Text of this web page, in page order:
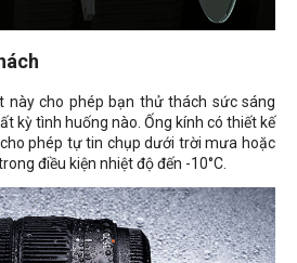
này cho phép bạn thử thách sức sáng
kỳ tình huống nào. Ống kính có thiết kế
phép tự tin chụp dưới trời mưa hoặc
điều kiện nhiệt độ đến -10°C.